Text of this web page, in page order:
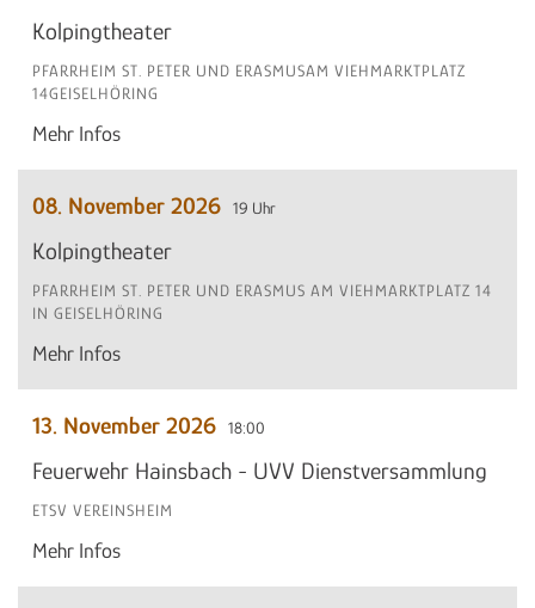
Kolpingtheater
PFARRHEIM ST. PETER UND ERASMUSAM VIEHMARKTPLATZ
14GEISELHÖRING
Mehr Infos
08. November 2026 19 Uhr
Kolpingtheater
PFARRHEIM ST. PETER UND ERASMUS AM VIEHMARKTPLATZ 14
IN GEISELHÖRING
Mehr Infos
13. November 2026 18:00
Feuerwehr Hainsbach - UVV Dienstversammlung
ETSV VEREINSHEIM
Mehr Infos